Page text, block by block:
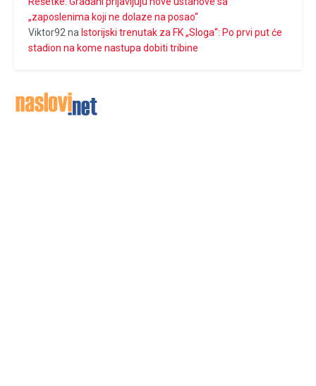
„zaposlenima koji ne dolaze na posao“
Viktor92 na Istorijski trenutak za FK „Sloga“: Po prvi put će
stadion na kome nastupa dobiti tribine